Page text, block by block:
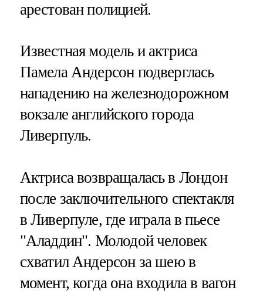
арестован полицией.
Известная модель и актриса
Памела Андерсон подверглась
нападению на железнодорожном
вокзале английского города
Ливерпуль.
Актриса возвращалась в Лондон
после заключительного спектакля
в Ливерпуле, где играла в пьесе
"Аладдин". Молодой человек
схватил Андерсон за шею в
момент, когда она входила в вагон